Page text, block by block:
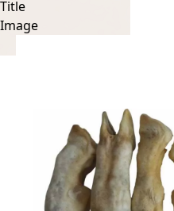
Title
Image